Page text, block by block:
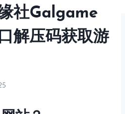
社Galgame
解压码获取游